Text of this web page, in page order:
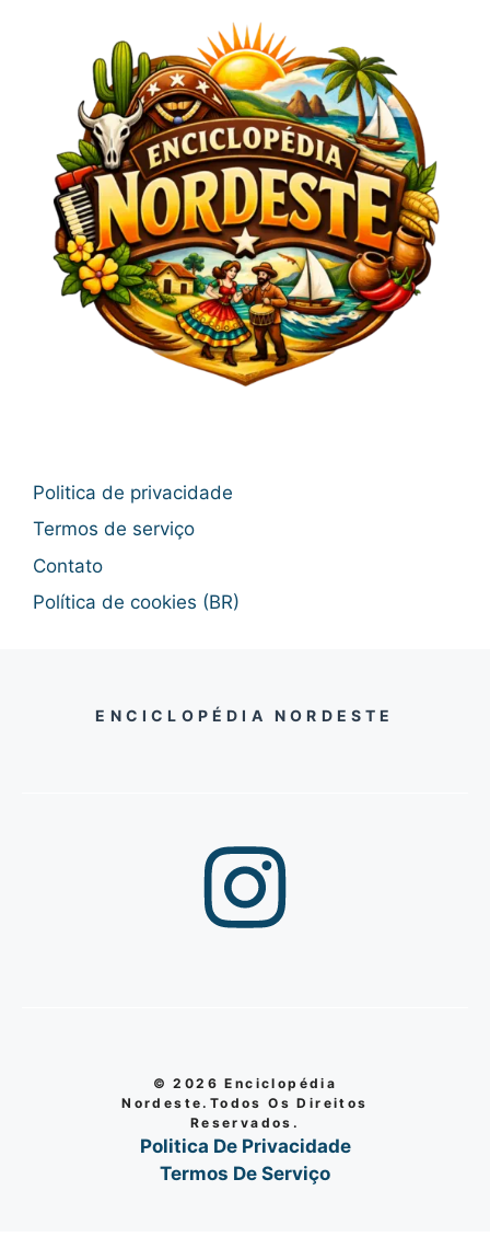
Politica de privacidade
Termos de serviço
Contato
Política de cookies (BR)
ENCICLOPÉDIA NORDESTE
© 2026 Enciclopédia
Nordeste.Todos Os Direitos
Reservados.
Politica De Privacidade
Termos De Serviço